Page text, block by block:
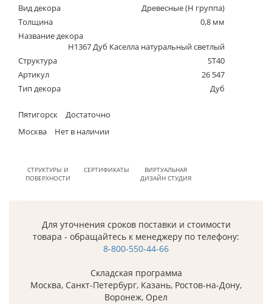
Вид декора
Древесные (Н группа)
Толщина
0,8 мм
Название декора
H1367 Дуб Каселла натуральный светлый
Структура
ST40
Артикул
26 547
Тип декора
Дуб
Пятигорск
Достаточно
Москва
Нет в наличии
СТРУКТУРЫ И
ПОВЕРХНОСТИ
СЕРТИФИКАТЫ
ВИРТУАЛЬНАЯ
ДИЗАЙН СТУДИЯ
Для уточнения сроков поставки и стоимости
товара - обращайтесь к менеджеру по телефону:
8-800-550-44-66
Складская программа
Москва, Санкт-Петербург, Казань, Ростов-на-Дону,
Воронеж, Орел